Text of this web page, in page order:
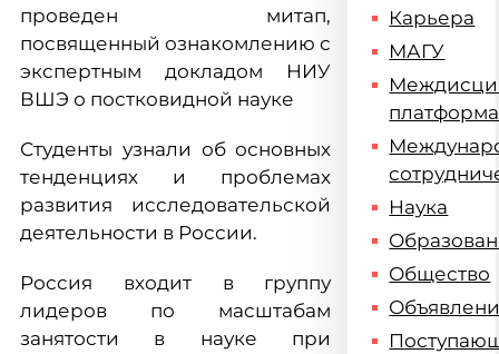
проведен митап,
посвященный ознакомлению с
экспертным докладом НИУ
ВШЭ о постковидной науке
Студенты узнали об основных
тенденциях и проблемах
развития исследовательской
деятельности в России.
Россия входит в группу
лидеров по масштабам
занятости в науке при
Карьера
МАГУ
платформа
Наука
Общество